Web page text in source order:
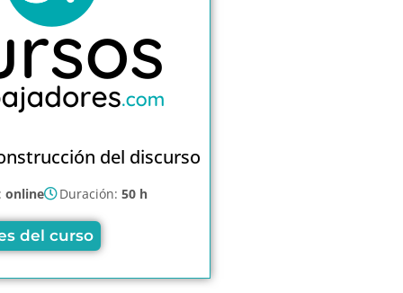
del discurso
online Duración: 50 h
del curso